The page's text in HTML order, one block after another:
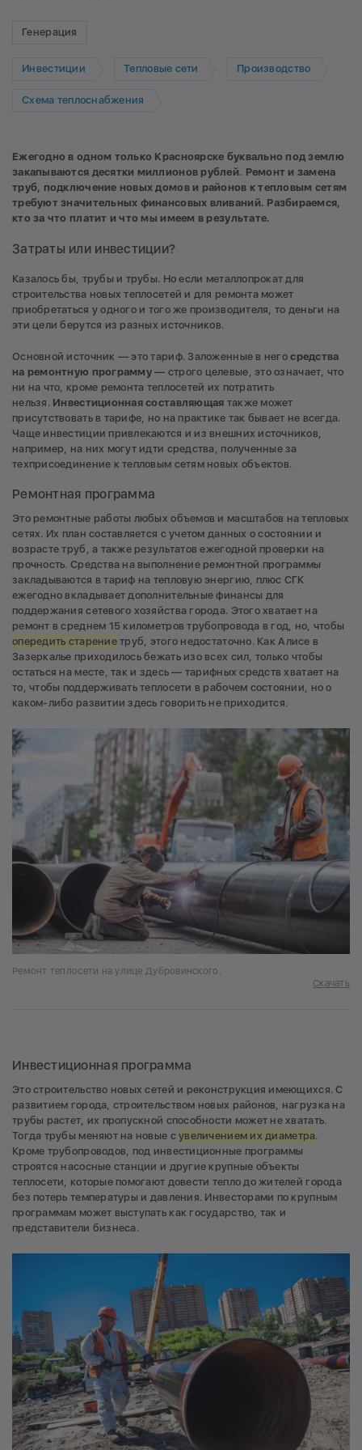
Генерация
Инвестиции Тепловые сети Производство
Схема теплоснабжения
Ежегодно в одном только Красноярске буквально под землю
закапываются десятки миллионов рублей. Ремонт и замена
труб, подключение новых домов и районов к тепловым сетям
требуют значительных финансовых вливаний. Разбираемся,
кто за что платит и что мы имеем в результате.
Затраты или инвестиции?
Казалось бы, трубы и трубы. Но если металлопрокат для
строительства новых теплосетей и для ремонта может
приобретаться у одного и того же производителя, то деньги на
эти цели берутся из разных источников.
Основной источник — это тариф. Заложенные в негосредства
на ремонтную программу— строго целевые, это означает, что
ни на что, кроме ремонта теплосетей их потратить
нельзя. Инвестиционная составляющая также может
присутствовать в тарифе, но на практике так бывает не всегда.
Чаще инвестиции привлекаются и из внешних источников,
например, на них могут идти средства, полученные за
техприсоединение к тепловым сетям новых объектов.
Ремонтная программа
Это ремонтные работы любых объемов и масштабов на тепловых
сетях. Их план составляется с учетом данных о состоянии и
возрасте труб, а также результатов ежегодной проверки на
прочность. Средства на выполнение ремонтной программы
закладываются в тариф на тепловую энергию, плюс СГК
ежегодно вкладывает дополнительные финансы для
поддержания сетевого хозяйства города. Этого хватает на
ремонт в среднем 15 километров трубопровода в год, но, чтобы
опередить старениетруб, этого недостаточно. Как Алисе в
Зазеркалье приходилось бежать изо всех сил, только чтобы
остаться на месте, так и здесь — тарифных средств хватает на
то, чтобы поддерживать теплосети в рабочем состоянии, но о
каком-либо развитии здесь говорить не приходится.
Ремонт теплосети на улице Дубровинского.
Скачать
Инвестиционная программа
Это строительство новых сетей и реконструкция имеющихся. С
развитием города, строительством новых районов, нагрузка на
трубы растет, их пропускной способности может не хватать.
Тогда трубы меняют на новые сувеличением их диаметра.
Кроме трубопроводов, под инвестиционные программы
строятся насосные станции и другие крупные объекты
теплосети, которые помогают довести тепло до жителей города
без потерь температуры и давления. Инвесторами по крупным
программам может выступать как государство, так и
представители бизнеса.